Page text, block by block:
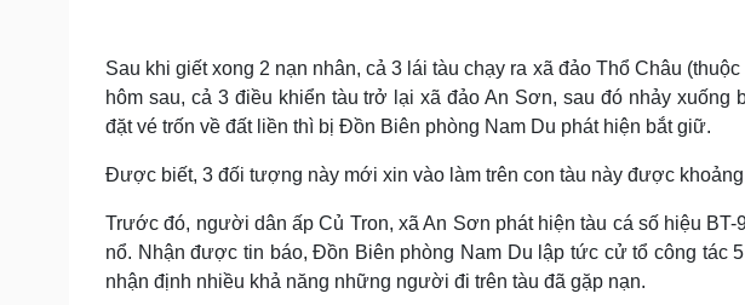
Sau khi giết xong 2 nạn nhân, cả 3 lái tàu chạy ra xã đảo Thổ Châu
hôm sau, cả 3 điều khiển tàu trở lại xã đảo An Sơn, sau đó nhảy
đặt vé trốn về đất liền thì bị Đồn Biên phòng Nam Du phát hiện bắt giữ.
Được biết, 3 đối tượng này mới xin vào làm trên con tàu này được khoảng
Trước đó, người dân ấp Củ Tron, xã An Sơn phát hiện tàu cá số hiệu BT-
nổ. Nhận được tin báo, Đồn Biên phòng Nam Du lập tức cử tổ công tác
nhận định nhiều khả năng những người đi trên tàu đã gặp nạn.